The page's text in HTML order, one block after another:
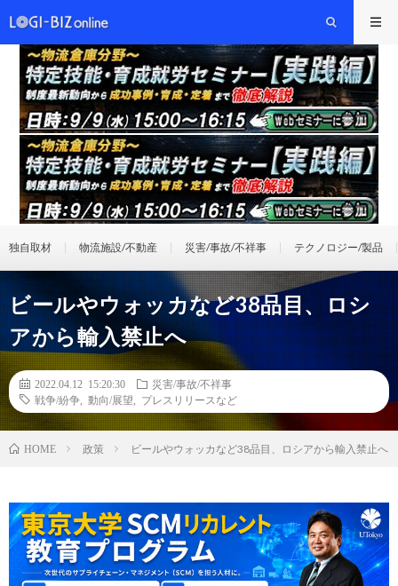
独自取材 物流施設/不動産 災害/事故/不祥事 テクノロジー/製品
ビールやウォッカなど38品目、ロシ
アから輸入禁止へ
2022.04.12 15:20:30
災害/事故/不祥事
戦争/紛争
動向/展望 プレスリリースなど
HOME 政策 ビールやウォッカなど38品目、ロシアから輸入禁止へ